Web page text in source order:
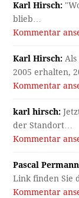
Karl Hirsch:
blieb…
Kommentar
Karl Hirsch:
2005 erhalten,
Kommentar
karl hirsch:
der Standort…
Kommentar
Pascal
Link finden Sie
Kommentar